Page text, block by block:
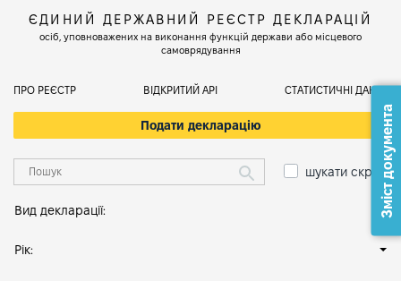
ЄДИНИЙ ДЕРЖАВНИЙ РЕЄСТР ДЕКЛАРАЦІЙ
осіб, уповноважених на виконання функцій держави або місцевого
самоврядування
ПРО РЕЄСТР ВІДКРИТИЙ АРІ СТАТИСТИЧНІ ДАНІ
Подати декларацію
шукати скрізь
Вид декларації:
Рік:
Зміст документа